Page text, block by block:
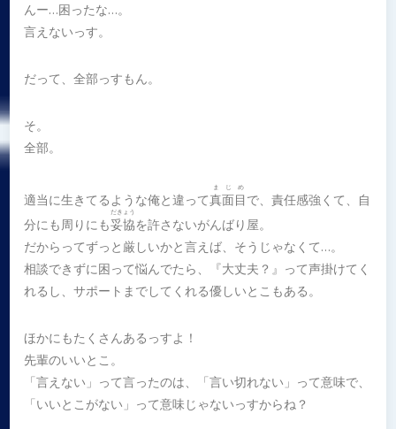
んー…困ったな…。
言えないっす。
だって、全部っすもん。
そ。
全部。
適当に生きてるような俺と違って真面目
まじめ
で、責任感強くて、自
分にも周りにも妥協
だきょう
を許さないがんばり屋。
だからってずっと厳しいかと言えば、そうじゃなくて…。
相談できずに困って悩んでたら、『大丈夫？』って声掛けてく
れるし、サポートまでしてくれる優しいとこもある。
ほかにもたくさんあるっすよ！
先輩のいいとこ。
「言えない」って言ったのは、「言い切れない」って意味で、
「いいとこがない」って意味じゃないっすからね？